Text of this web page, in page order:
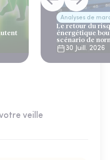
Analyses de
Le retour du
énergétique
scénario de
30 Juill. 2026
veille